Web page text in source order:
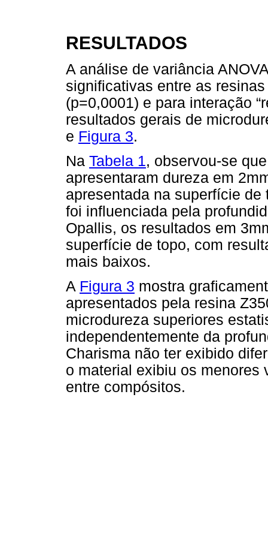
RESULTADOS
A análise de variância
significativas entre as
(p=0,0001) e para interação
resultados gerais de
e Figura 3.
Na Tabela 1, observou-se
apresentaram dureza em
apresentada na superfície
foi influenciada pela
Opallis, os resultados em
superfície de topo, com
mais baixos.
A Figura 3 mostra
apresentados pela resina
microdureza superiores
independentemente da
Charisma não ter exibido
o material exibiu os menores
entre compósitos.